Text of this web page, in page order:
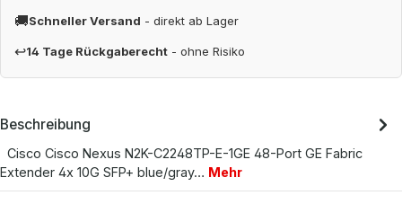
🚚Schneller Versand - direkt ab Lager
↩14 Tage Rückgaberecht - ohne Risiko
Beschreibung
Cisco Cisco Nexus N2K-C2248TP-E-1GE 48-Port GE Fabric
Extender 4x 10G SFP+ blue/gray… Mehr